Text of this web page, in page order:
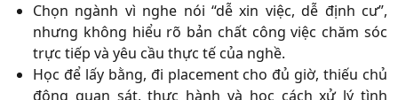
Chọn ngành vì nghe nói “dễ xin việc, dễ định cư”,
nhưng không hiểu rõ bản chất công việc chăm sóc
trực tiếp và yêu cầu thực tế của nghề.
Học để lấy bằng, đi placement cho đủ giờ, thiếu chủ
động quan sát, thực hành và học cách xử lý tình